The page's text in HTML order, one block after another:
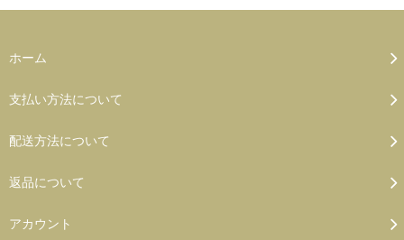
ホーム
支払い方法について
配送方法について
返品について
アカウント